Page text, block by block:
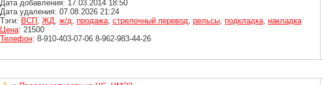
Дата добавления: 17.03.2014 18:50
Дата удаления: 07.08.2026 21:24
Тэги: ВСП ЖД ж/д продажа стрелочный перевод рельсы подкладка накладка
Цена: 21500
Телефон: 8-910-403-07-06 8-962-983-44-26